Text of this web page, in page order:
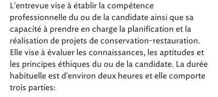
L'entrevue vise à établir la compétence
professionnelle du ou de la candidate ainsi que sa
capacité à prendre en charge la planification et la
réalisation de projets de conservation-restauration.
Elle vise à évaluer les connaissances, les aptitudes et
les principes éthiques du ou de la candidate. La durée
habituelle est d'environ deux heures et elle comporte
trois parties: